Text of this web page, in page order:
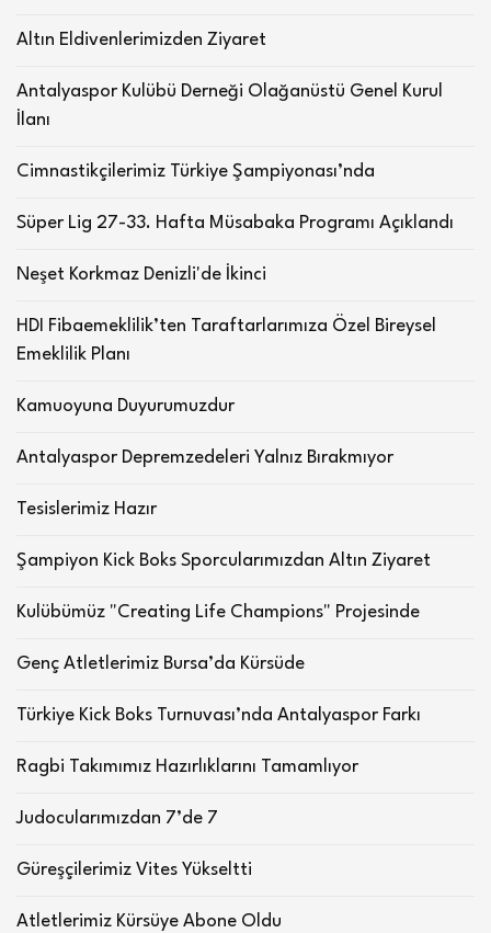
Altın Eldivenlerimizden Ziyaret
Antalyaspor Kulübü Derneği Olağanüstü Genel Kurul
İlanı
Cimnastikçilerimiz Türkiye Şampiyonası’nda
Süper Lig 27-33. Hafta Müsabaka Programı Açıklandı
Neşet Korkmaz Denizli'de İkinci
HDI Fibaemeklilik’ten Taraftarlarımıza Özel Bireysel
Emeklilik Planı
Kamuoyuna Duyurumuzdur
Antalyaspor Depremzedeleri Yalnız Bırakmıyor
Tesislerimiz Hazır
Şampiyon Kick Boks Sporcularımızdan Altın Ziyaret
Kulübümüz "Creating Life Champions" Projesinde
Genç Atletlerimiz Bursa’da Kürsüde
Türkiye Kick Boks Turnuvası’nda Antalyaspor Farkı
Ragbi Takımımız Hazırlıklarını Tamamlıyor
Judocularımızdan 7’de 7
Güreşçilerimiz Vites Yükseltti
Atletlerimiz Kürsüye Abone Oldu